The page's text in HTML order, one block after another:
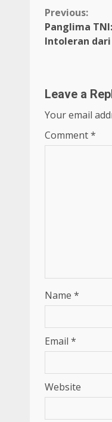
Continue
Reading
Previous:
Panglima
Intoleran dari
Leave a
Your email
Comment*
Name *
Email *
Website